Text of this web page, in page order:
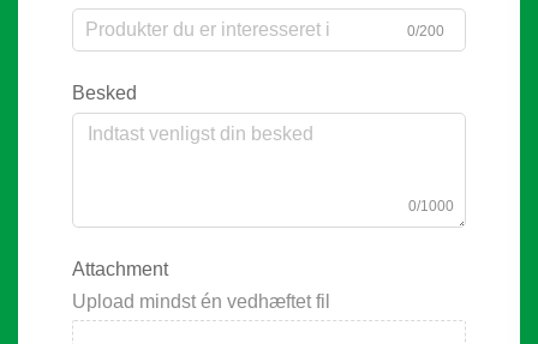
0/200
Besked
0/1000
Attachment
Upload mindst én vedhæftet fil